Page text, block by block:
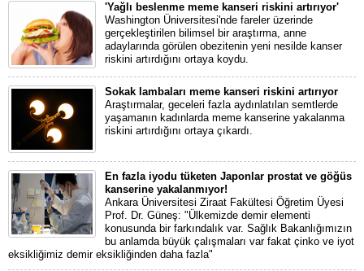
'Yağlı beslenme meme kanseri riskini artırıyor'
Washington Üniversitesi'nde fareler üzerinde
gerçekleştirilen bilimsel bir araştırma, anne
adaylarında görülen obezitenin yeni nesilde kanser
riskini artırdığını ortaya koydu.
Sokak lambaları meme kanseri riskini artırıyor
Araştırmalar, geceleri fazla aydınlatılan semtlerde
yaşamanın kadınlarda meme kanserine yakalanma
riskini artırdığını ortaya çıkardı.
En fazla iyodu tüketen Japonlar prostat ve göğüs
kanserine yakalanmıyor!
Ankara Üniversitesi Ziraat Fakültesi Öğretim Üyesi
Prof. Dr. Güneş: "Ülkemizde demir elementi
konusunda bir farkındalık var. Sağlık Bakanlığımızın
bu anlamda büyük çalışmaları var fakat çinko ve iyot
eksikliğimiz demir eksikliğinden daha fazla"